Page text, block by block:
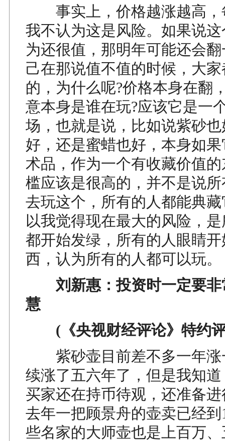
事实上，价格越涨越高，
我不认为这是风险。如果说
为还很值，那明年可能还会
己在那说值不值的时候，大
的，为什么呢?价格本身在翻
意本身是谁在玩?应该它是一
场，也就是说，比如说紫砂
好，还是蜜蜡也好，本身如
术品，作为一个有收藏价值
槛应该是很高的，并不是说
去玩这个，所有的人都能典
以我觉得现在最大的风险，
都开始发绿，所有的人眼睛
西，认为所有的人都可以玩。
刘新惠：投资时一定要非
慧
(《央视财经评论》特约
紫砂壶目前差不多一年涨
续涨了五六年了，但是我知
买家还在持币待观，还准备
去年一把顾景舟的壶卖已经到
些名家的大师壶也是上百万